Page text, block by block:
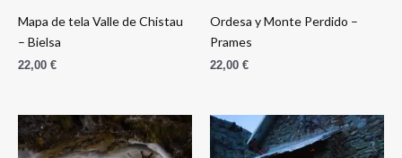
Mapa de tela Valle de Chistau
– Bielsa
22,00 €
Ordesa y Monte Perdido –
Prames
22,00 €